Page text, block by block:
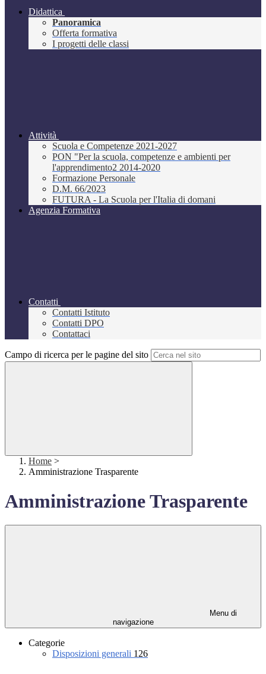
Didattica
Panoramica
Offerta formativa
I progetti delle classi
Attività
Scuola e Competenze 2021-2027
PON "Per la scuola, competenze e ambienti per
l'apprendimento2 2014-2020
Formazione Personale
D.M. 66/2023
FUTURA - La Scuola per l'Italia di domani
Agenzia Formativa
Contatti
Contatti Istituto
Contatti DPO
Contattaci
Campo di ricerca per le pagine del sito
Home >
Amministrazione Trasparente
Amministrazione Trasparente
Menu di
navigazione
Categorie
Disposizioni generali 126